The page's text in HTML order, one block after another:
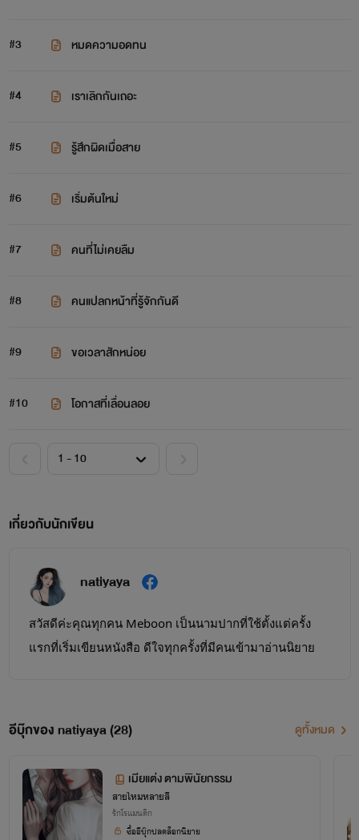
#3 หมดความอดทน
#4 เราเลิกกันเถอะ
#5 รู้สึกผิดเมื่อสาย
#6 เริ่มต้นใหม่
#7 คนที่ไม่เคยลืม
#8 คนแปลกหน้าที่รู้จักกันดี
#9 ขอเวลาสักหน่อย
#10 โอกาสที่เลื่อนลอย
เกี่ยวกับนักเขียน
natiyaya
สวัสดีค่ะคุณทุกคน Meboon เป็นนามปากที่ใช้ตั้งแต่ครั้ง
แรกที่เริ่มเขียนหนังสือ ดีใจทุกครั้งที่มีคนเข้ามาอ่านนิยาย
ดันที่ดี ยิ่งทำให้เราอยากยิ่งพยายามมากยิ่งขึ้นในการที่จะ
ต้องขอน้อมรับทุกคำติชมนะคะ จะนำไปแก้ไขและปรับปรุง
ในผลงานต่อไปค่ะผลงานทั้งหมดในนามปากกา Meboon
ฝากด้วยนะคะ
อีบุ๊กของ natiyaya (28) ดูทั้งหมด
เมียแต่ง ตามพินัยกรรม
สายไหมหลายสี
รักโรแมนติก
ซื้ออีบุ๊กปลดล็อกนิยาย